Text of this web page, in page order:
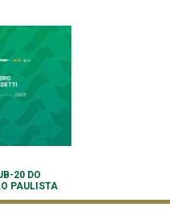
20 DO
PAULISTA